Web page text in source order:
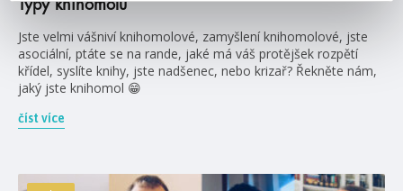
Typy knihomolů
Jste velmi vášniví knihomolové, zamyšlení knihomolové, jste
asociální, ptáte se na rande, jaké má váš protějšek rozpětí
křídel, syslíte knihy, jste nadšenec, nebo krizař? Řekněte nám,
jaký jste knihomol 😁
číst více